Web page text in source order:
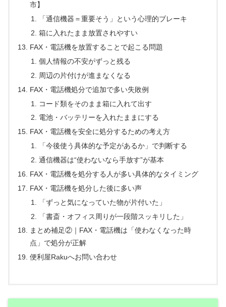
市】
「通信機器＝重要そう」という心理的ブレーキ
箱に入れたまま放置されやすい
FAX・電話機を放置することで起こる問題
個人情報の不安がずっと残る
周辺の片付けが進まなくなる
FAX・電話機処分で追加で多い失敗例
コード類をそのまま箱に入れて出す
電池・バッテリーを入れたままにする
FAX・電話機を安全に処分するための考え方
「今後使う具体的な予定があるか」で判断する
通信機器は“使わないなら手放す”が基本
FAX・電話機を処分する人が多い具体的なタイミング
FAX・電話機を処分した後に多い声
「ずっと気になっていた物が片付いた」
「書斎・オフィス周りが一段階スッキリした」
まとめ補足②｜FAX・電話機は「使わなくなった時
点」で処分が正解
便利屋Rakuへお問い合わせ